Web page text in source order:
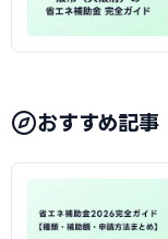
おすすめ記事